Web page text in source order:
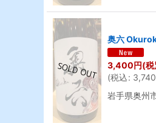
奥六
3,400円(税
(税込: 3,740
岩手県奥